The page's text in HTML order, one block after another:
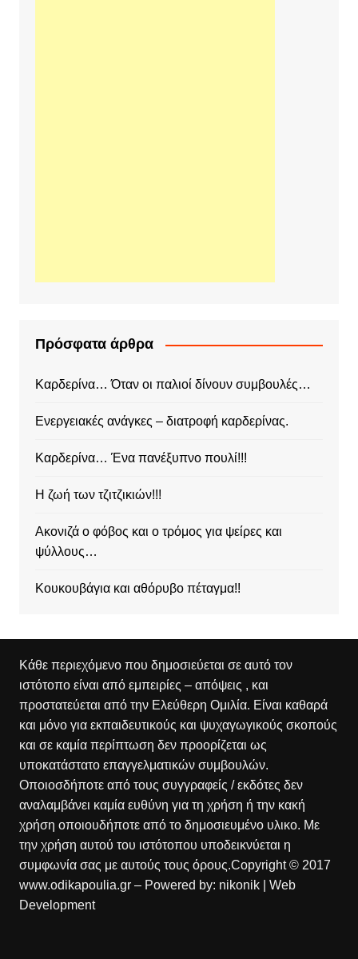
Πρόσφατα άρθρα
Καρδερίνα… Όταν οι παλιοί δίνουν συμβουλές…
Ενεργειακές ανάγκες – διατροφή καρδερίνας.
Καρδερίνα… Ένα πανέξυπνο πουλί!!!
Η ζωή των τζιτζικιών!!!
Ακονιζά ο φόβος και ο τρόμος για ψείρες και
ψύλλους…
Κουκουβάγια και αθόρυβο πέταγμα!!
Κάθε περιεχόμενο που δημοσιεύεται σε αυτό τον
ιστότοπο είναι από εμπειρίες – απόψεις , και
προστατεύεται από την Ελεύθερη Ομιλία. Είναι καθαρά
και μόνο για εκπαιδευτικούς και ψυχαγωγικούς σκοπούς
και σε καμία περίπτωση δεν προορίζεται ως
υποκατάστατο επαγγελματικών συμβουλών.
Οποιοσδήποτε από τους συγγραφείς / εκδότες δεν
αναλαμβάνει καμία ευθύνη για τη χρήση ή την κακή
χρήση οποιουδήποτε από το δημοσιευμένο υλικο. Με
την χρήση αυτού του ιστότοπου υποδεικνύεται η
συμφωνία σας με αυτούς τους όρους.Copyright © 2017
www.odikapoulia.gr – Powered by: nikonik
| Web
Development